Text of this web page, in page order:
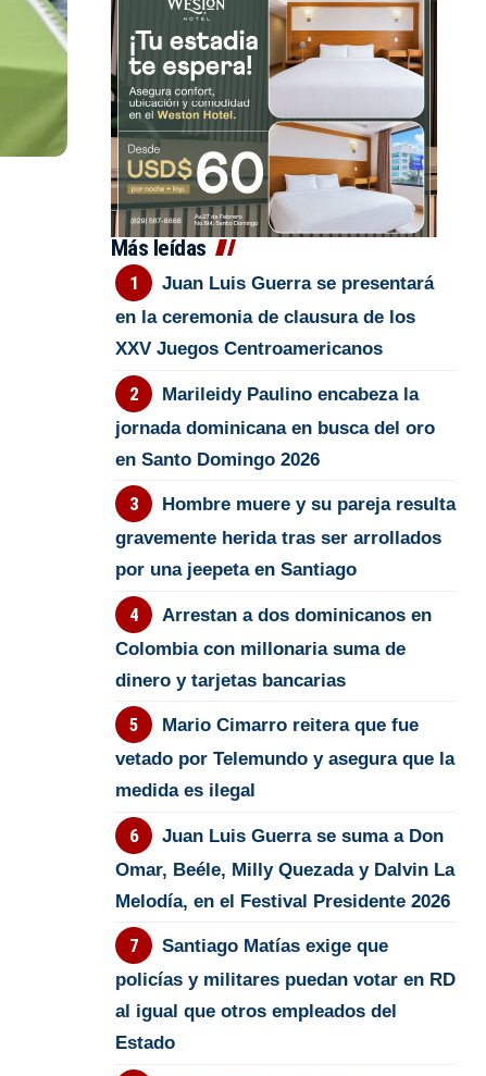
Más leídas
Juan Luis Guerra se presentará
en la ceremonia de clausura de los
XXV Juegos Centroamericanos
Marileidy Paulino encabeza la
jornada dominicana en busca del oro
en Santo Domingo 2026
Hombre muere y su pareja resulta
gravemente herida tras ser arrollados
por una jeepeta en Santiago
Arrestan a dos dominicanos en
Colombia con millonaria suma de
dinero y tarjetas bancarias
Mario Cimarro reitera que fue
vetado por Telemundo y asegura que la
medida es ilegal
Juan Luis Guerra se suma a Don
Omar, Beéle, Milly Quezada y Dalvin La
Melodía, en el Festival Presidente 2026
Santiago Matías exige que
policías y militares puedan votar en RD
al igual que otros empleados del
Estado